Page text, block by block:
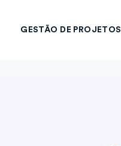
GESTÃO DE PROJETOS